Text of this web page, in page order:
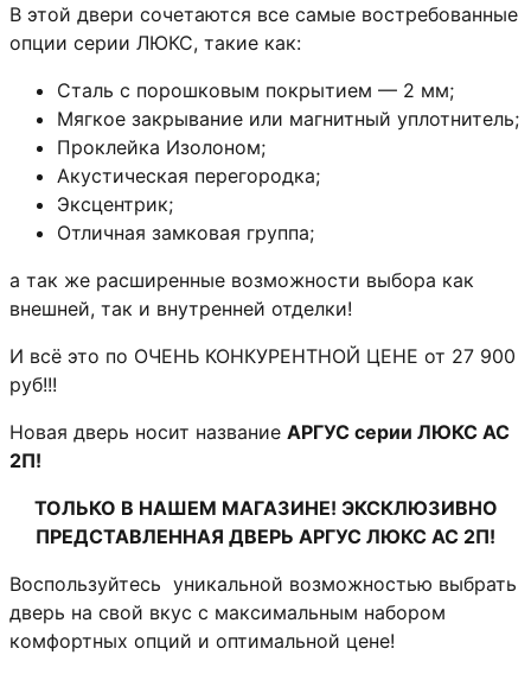
В этой двери сочетаются все самые востребованные
опции серии ЛЮКС, такие как:
Сталь с порошковым покрытием — 2 мм;
Мягкое закрывание или магнитный уплотнитель;
Проклейка Изолоном;
Акустическая перегородка;
Эксцентрик;
Отличная замковая группа;
а так же расширенные возможности выбора как
внешней, так и внутренней отделки!
И всё это по ОЧЕНЬ КОНКУРЕНТНОЙ ЦЕНЕ от 27 900
руб!!!
Новая дверь носит название АРГУС серии ЛЮКС АС
2П!
ТОЛЬКО В НАШЕМ МАГАЗИНЕ! ЭКСКЛЮЗИВНО
ПРЕДСТАВЛЕННАЯ ДВЕРЬ АРГУС ЛЮКС АС 2П!
Воспользуйтесь уникальной возможностью выбрать
дверь на свой вкус с максимальным набором
комфортных опций и оптимальной цене!